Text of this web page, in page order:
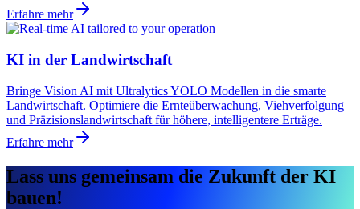
Erfahre mehr
KI in der Landwirtschaft
Bringe Vision AI mit Ultralytics YOLO Modellen in die smarte
Landwirtschaft. Optimiere die Ernteüberwachung, Viehverfolgung
und Präzisionslandwirtschaft für höhere, intelligentere Erträge.
Erfahre mehr
Lass uns gemeinsam die Zukunft der KI
bauen!